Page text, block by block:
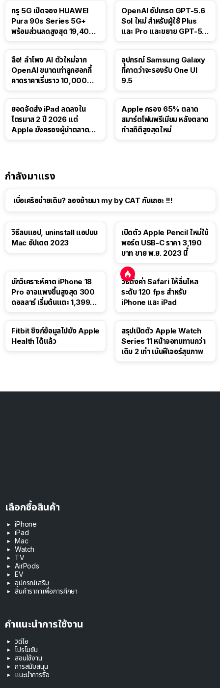
ทรู 5G เปิดจอง HUAWEI
Pura 90s Series 5G+
พร้อมส่วนลดสูงสุด 19,400
OpenAI อัปเกรด GPT-5.6
Sol ใหม่ สำหรับผู้ใช้ Plus
และ Pro และขยาย GPT-5.6
ลือ! ลำโพง AI ตัวใหม่จาก
OpenAI ขนาดเท่าลูกฮอกกี้
คาดราคาเริ่มราว 10,000
อุปกรณ์ Samsung Galaxy
ที่คาดว่าจะรองรับ One UI
9.5
ยอดจัดส่ง iPad ลดลงใน
ไตรมาส 2 ปี 2026 แต่
Apple ยังครองผู้นำตลาด
Apple ครอง 65% ตลาด
สมาร์ตโฟนพรีเมียม หลังตลาด
ทำสถิติสูงสุดใหม่
กำลังมาแรง
เบื่อเครือข่ายเดิม? ลองย้ายมา my by CAT กันเถอะ !!!
วิธีลบแอป, uninstall แอปบน
Mac อัปเดต 2023
เปิดตัว Apple Pencil ใหม่ใช้
พอร์ต USB-C ราคา 3,190
บาท ขาย พ.ย. 2023 นี้
นักวิเคราะห์คาด iPhone 18
Pro อาจแพงขึ้นสูงสุด 300
ดอลลาร์ เริ่มต้นแตะ 1,399
วิธีตั้งค่า Safari ให้ลื่นไหล
ระดับ 120 fps สำหรับ
iPhone และ iPad
Fitbit ซิงก์ข้อมูลไปยัง Apple
Health ได้แล้ว
สรุปเปิดตัว Apple Watch
Series 11 หน้าจอทนทานกว่า
เดิม 2 เท่า เน้นฟีเจอร์สุขภาพ
เลือกซื้อสินค้า
iPhone
iPad
Mac
Watch
TV
AirPods
EV
อุปกรณ์เสริม
สินค้าราคาเพื่อการศึกษา
คำแนะนำการใช้งาน
วิดีโอ
โปรโมชัน
สอนใช้งาน
การสนับสนุน
แนะนำการซื้อ